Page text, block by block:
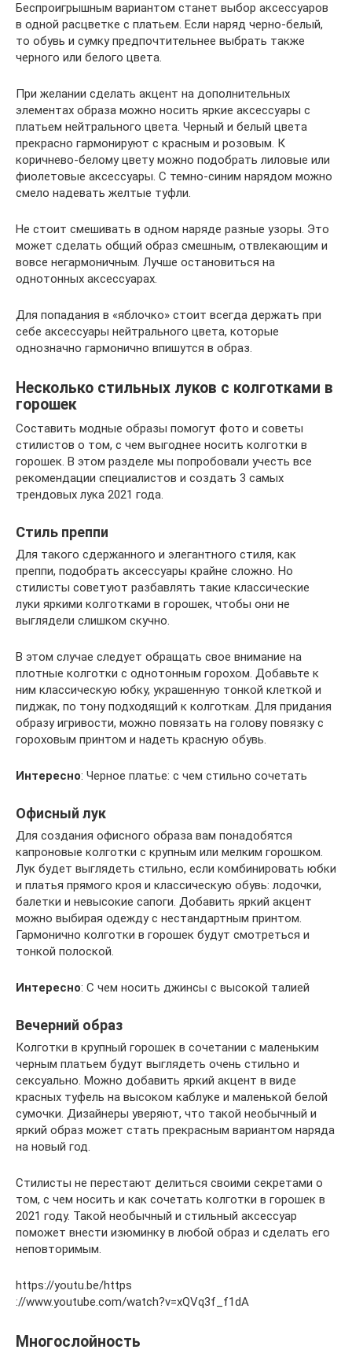
Беспроигрышным вариантом станет выбор аксессуаров
в одной расцветке с платьем. Если наряд черно-белый,
то обувь и сумку предпочтительнее выбрать также
черного или белого цвета.
При желании сделать акцент на дополнительных
элементах образа можно носить яркие аксессуары с
платьем нейтрального цвета. Черный и белый цвета
прекрасно гармонируют с красным и розовым. К
коричнево-белому цвету можно подобрать лиловые или
фиолетовые аксессуары. С темно-синим нарядом можно
смело надевать желтые туфли.
Не стоит смешивать в одном наряде разные узоры. Это
может сделать общий образ смешным, отвлекающим и
вовсе негармоничным. Лучше остановиться на
однотонных аксессуарах.
Для попадания в «яблочко» стоит всегда держать при
себе аксессуары нейтрального цвета, которые
однозначно гармонично впишутся в образ.
Несколько стильных луков с колготками в
горошек
Составить модные образы помогут фото и советы
стилистов о том, с чем выгоднее носить колготки в
горошек. В этом разделе мы попробовали учесть все
рекомендации специалистов и создать 3 самых
трендовых лука 2021 года.
Стиль преппи
Для такого сдержанного и элегантного стиля, как
преппи, подобрать аксессуары крайне сложно. Но
стилисты советуют разбавлять такие классические
луки яркими колготками в горошек, чтобы они не
выглядели слишком скучно.
В этом случае следует обращать свое внимание на
плотные колготки с однотонным горохом. Добавьте к
ним классическую юбку, украшенную тонкой клеткой и
пиджак, по тону подходящий к колготкам. Для придания
образу игривости, можно повязать на голову повязку с
гороховым принтом и надеть красную обувь.
Интересно: Черное платье: с чем стильно сочетать
Офисный лук
Для создания офисного образа вам понадобятся
капроновые колготки с крупным или мелким горошком.
Лук будет выглядеть стильно, если комбинировать юбки
и платья прямого кроя и классическую обувь: лодочки,
балетки и невысокие сапоги. Добавить яркий акцент
можно выбирая одежду с нестандартным принтом.
Гармонично колготки в горошек будут смотреться и
тонкой полоской.
Интересно: С чем носить джинсы с высокой талией
Вечерний образ
Колготки в крупный горошек в сочетании с маленьким
черным платьем будут выглядеть очень стильно и
сексуально. Можно добавить яркий акцент в виде
красных туфель на высоком каблуке и маленькой белой
сумочки. Дизайнеры уверяют, что такой необычный и
яркий образ может стать прекрасным вариантом наряда
на новый год.
Стилисты не перестают делиться своими секретами о
том, с чем носить и как сочетать колготки в горошек в
2021 году. Такой необычный и стильный аксессуар
поможет внести изюминку в любой образ и сделать его
неповторимым.
https://youtu.be/https
://www.youtube.com/watch?v=xQVq3f_f1dA
Многослойность